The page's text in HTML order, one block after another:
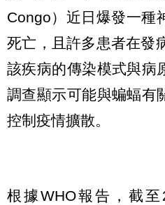
Congo）近日爆發一種
死亡，且許多患者在發
該疾病的傳染模式與病
調查顯示可能與蝙蝠有
控制疫情擴散。
根據WHO報告，截